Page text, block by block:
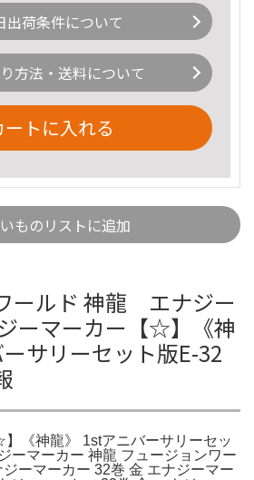
出荷条件について
方法・送料について
ートに入れる
ものリストに追加
ールド 神龍 エナジー
ーマーカー【☆】《神
サリーセット版E-32
《神龍》 1stアニバーサリーセッ
ーマーカー 神龍 フュージョンワー
ーマーカー 32巻 金 エナジーマー